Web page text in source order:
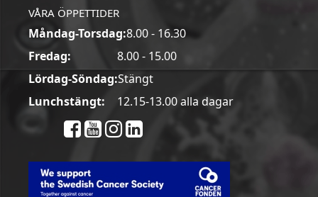
VÅRA ÖPPETTIDER
Måndag-Torsdag:8.00 - 16.30
Fredag:
8.00 - 15.00
Lördag-Söndag:Stängt
Lunchstängt:
12.15-13.00 alla dagar